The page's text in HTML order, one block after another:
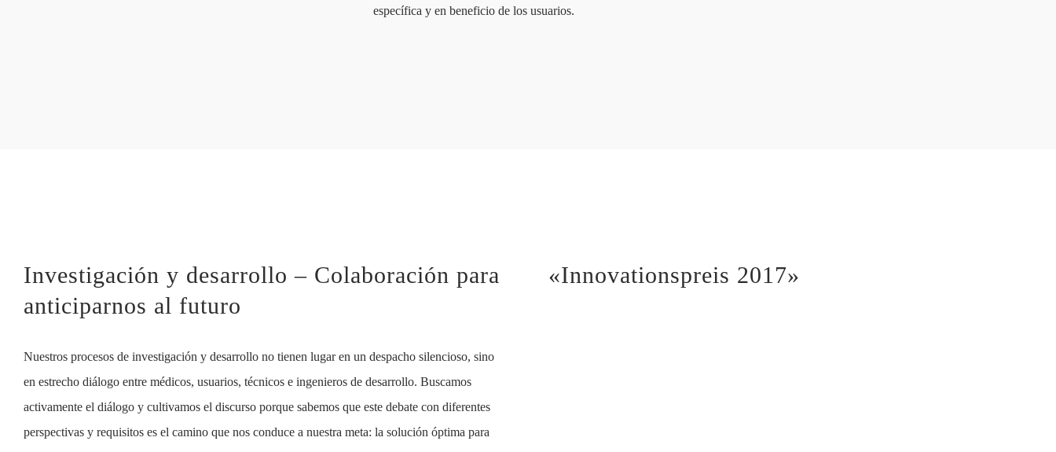
específica y en beneficio de los usuarios.
Investigación y desarrollo – Colaboración para
anticiparnos al futuro
Nuestros procesos de investigación y desarrollo no tienen lugar en un despacho silencioso, sino
en estrecho diálogo entre médicos, usuarios, técnicos e ingenieros de desarrollo. Buscamos
activamente el diálogo y cultivamos el discurso porque sabemos que este debate con diferentes
perspectivas y requisitos es el camino que nos conduce a nuestra meta: la solución óptima para
«Innovationspreis 2017»